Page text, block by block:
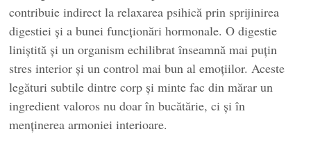
contribuie indirect la relaxarea psihică prin sprijinirea
digestiei și a bunei funcționări hormonale. O digestie
liniștită și un organism echilibrat înseamnă mai puțin
stres interior și un control mai bun al emoțiilor. Aceste
legături subtile dintre corp și minte fac din mărar un
ingredient valoros nu doar în bucătărie, ci și în
menținerea armoniei interioare.